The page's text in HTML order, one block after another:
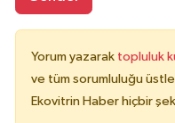
Yorum yazarak topluluk
ve tüm sorumluluğu
Ekovitrin Haber hiçbir